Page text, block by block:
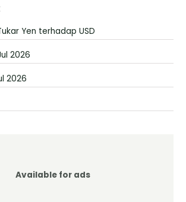
Yen terhadap USD
2026
2026
Available for ads